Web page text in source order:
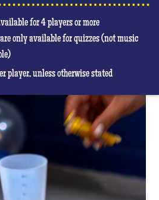
for 4 players or more
only available for quizzes (not music
player, unless otherwise stated